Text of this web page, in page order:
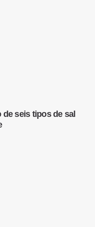
seis tipos de sal